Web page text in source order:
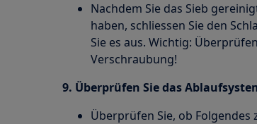
Nachdem Sie das Sieb
haben, schliessen Sie den
Sie es aus. Wichtig:
Verschraubung!
9. Überprüfen Sie das
Überprüfen Sie, ob Folgendes